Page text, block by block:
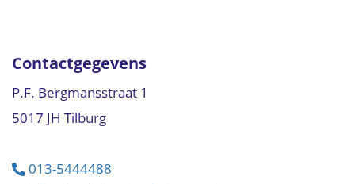
Contactgegevens
P.F. Bergmansstraat 1
5017 JH Tilburg
013-5444488